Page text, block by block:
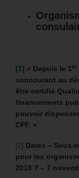
[1] « Depuis le 1 er
concourant au
être certifié
financements
pouvoir
CPF. »
[2] Dares – Sous-
pour les
2018 ? – 7